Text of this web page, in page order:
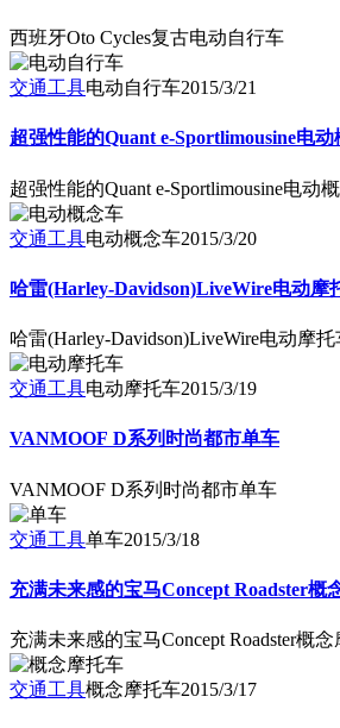
西班牙Oto Cycles复古电动自行车
交通工具电动自行车2015/3/21
超强性能的Quant e-Sportlimousine电动
超强性能的Quant e-Sportlimousine电动
交通工具电动概念车2015/3/20
哈雷(Harley-Davidson)LiveWire电动摩
哈雷(Harley-Davidson)LiveWire电动摩托
交通工具电动摩托车2015/3/19
VANMOOF D系列时尚都市单车
VANMOOF D系列时尚都市单车
交通工具单车2015/3/18
充满未来感的宝马Concept Roadster概
充满未来感的宝马Concept Roadster概
交通工具概念摩托车2015/3/17